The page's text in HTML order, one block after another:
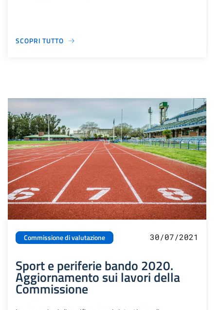
SCOPRI TUTTO
Commissione di valutazione 30/07/2021
Sport e periferie bando 2020.
Aggiornamento sui lavori della
Commissione